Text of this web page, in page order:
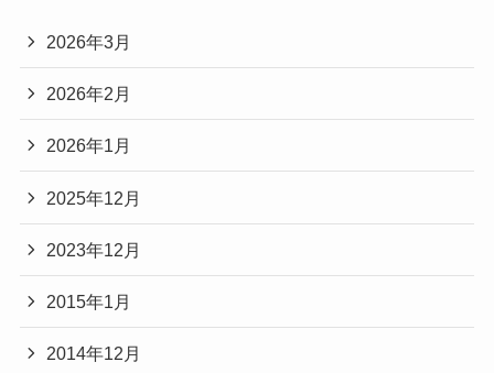
2026年3月
2026年2月
2026年1月
2025年12月
2023年12月
2015年1月
2014年12月